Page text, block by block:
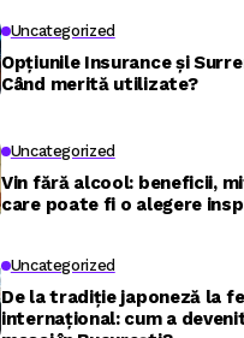
Uncategorized
Opțiunile Insurance și
Când merită utilizate?
Uncategorized
Vin fără alcool: beneficii,
care poate fi o alegere
Uncategorized
De la tradiție japoneză la
internațional: cum a